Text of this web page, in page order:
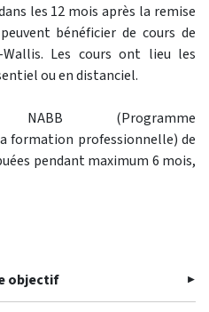
les 12 mois après la remise
bénéficier de cours de
Wallis. Les cours ont lieu les
ou en distanciel.
(Programme
formation professionnelle) de
pendant maximum 6 mois,
objectif